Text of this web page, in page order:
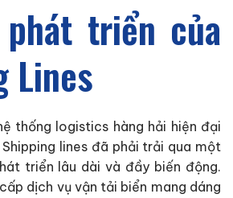
triển của
Lines
thống logistics hàng hải hiện đại
lines đã phải trải qua một
triển lâu dài và đầy biến động.
dịch vụ vận tải biển mang dáng